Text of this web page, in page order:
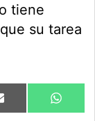
tiene
su tarea
Compartir
en
Email
en